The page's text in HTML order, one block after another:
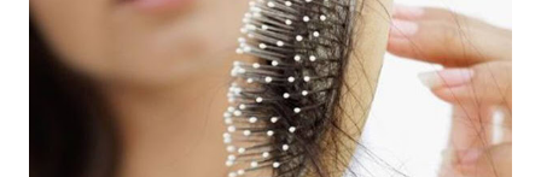
ഇതോടെയാണ് വിവരം പുറത്തറിഞ്ഞത്. തുടർന്ന്
അയല്‍വാസി പൊലീസിലും ചൈല്‍ഡ് ലൈനിലും വിവരം
അറിയിക്കുകയായിരുന്നു. പൊലീസെത്തി അച്ഛനെയും
അമ്മയെയും മുത്തശ്ശിയെയും ചോദ്യം ചെയ്തു.
മധുരയിലുള്ള ബന്ധുവിന് കുട്ടികളില്ലാത്തതിനാല്‍